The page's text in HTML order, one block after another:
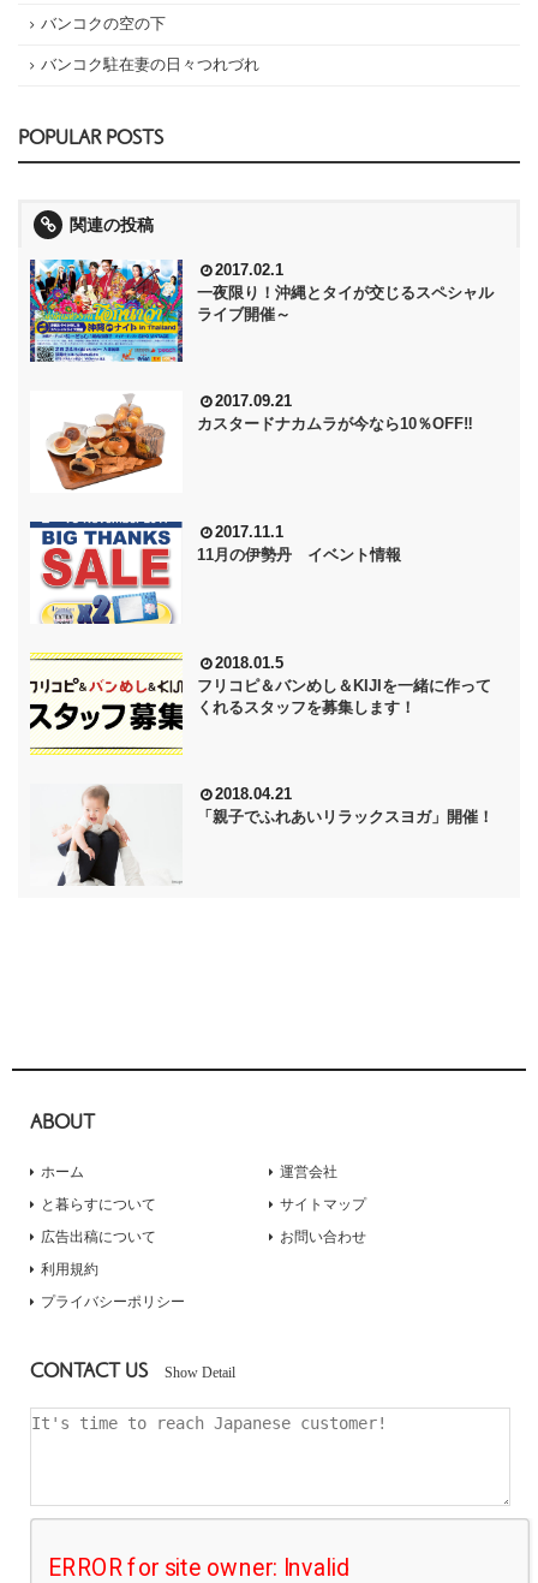
バンコクの空の下
バンコク駐在妻の日々つれづれ
POPULAR POSTS
関連の投稿
2017.02.1
一夜限り！沖縄とタイが交じるスペシャル
ライブ開催～
2017.09.21
カスタードナカムラが今なら10％OFF‼
2017.11.1
11月の伊勢丹 イベント情報
2018.01.5
フリコピ＆バンめし＆KIJIを一緒に作って
くれるスタッフを募集します！
2018.04.21
「親子でふれあいリラックスヨガ」開催！
ABOUT
ホーム
と暮らすについて
広告出稿について
運営会社
サイトマップ
お問い合わせ
利用規約
プライバシーポリシー
CONTACT US Show Detail